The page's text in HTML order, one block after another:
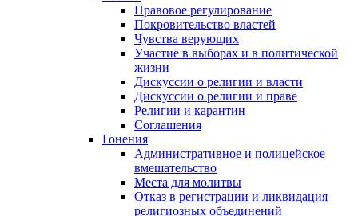
Правовое регулирование
Покровительство властей
Чувства верующих
Участие в выборах и в политической
жизни
Дискуссии о религии и власти
Дискуссии о религии и праве
Религии и карантин
Соглашения
Гонения
Административное и полицейское
вмешательство
Места для молитвы
Отказ в регистрации и ликвидация
религиозных объединений